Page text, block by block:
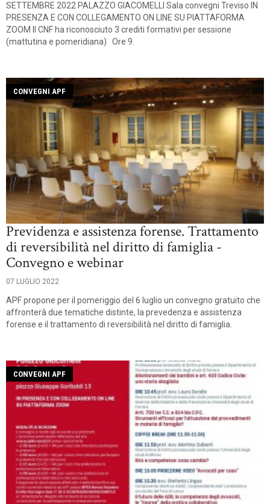
SETTEMBRE 2022 PALAZZO GIACOMELLI Sala convegni Treviso IN
PRESENZA E CON COLLEGAMENTO ON LINE SU PIATTAFORMA
ZOOM Il CNF ha riconosciuto 3 crediti formativi per sessione
(mattutina e pomeridiana) Ore 9.
CONVEGNI APF
Previdenza e assistenza forense. Trattamento
di reversibilità nel diritto di famiglia -
Convegno e webinar
07 LUGLIO 2022
APF propone per il pomeriggio del 6 luglio un convegno gratuito che
affronterà due tematiche distinte, la prevedenza e assistenza
forense e il trattamento di reversibilità nel diritto di famiglia.
CONVEGNI APF